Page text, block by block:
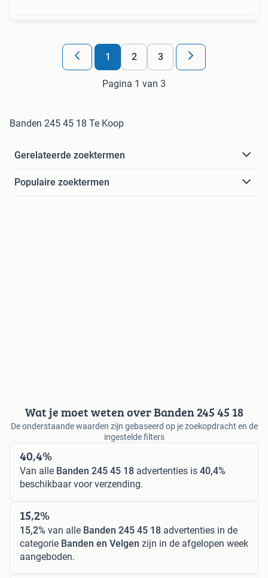
1 2 3
Pagina 1 van 3
Banden 245 45 18 Te Koop
Gerelateerde zoektermen
Populaire zoektermen
Wat je moet weten over Banden 245 45 18
De onderstaande waarden zijn gebaseerd op je zoekopdracht en de
ingestelde filters
40,4%
Van alle Banden 245 45 18 advertenties is 40,4%
beschikbaar voor verzending.
15,2%
15,2% van alle Banden 245 45 18 advertenties in de
categorie Banden en Velgen zijn in de afgelopen week
aangeboden.